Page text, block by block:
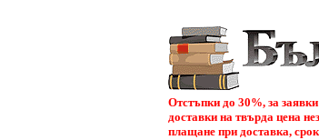
Отстъпки до 30%, за
доставки на твърда цена
плащане при доставка,